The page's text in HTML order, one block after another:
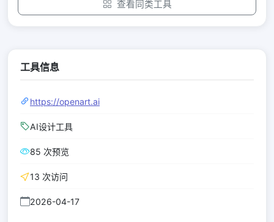
查看同类工具
工具信息
https://openart.ai
AI设计工具
85 次预览
13 次访问
2026-04-17